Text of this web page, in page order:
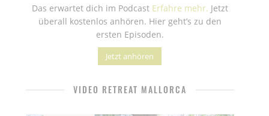
Das erwartet dich im Podcast Erfahre mehr. Jetzt
überall kostenlos anhören. Hier geht’s zu den
ersten Episoden.
Jetzt anhören
VIDEO RETREAT MALLORCA